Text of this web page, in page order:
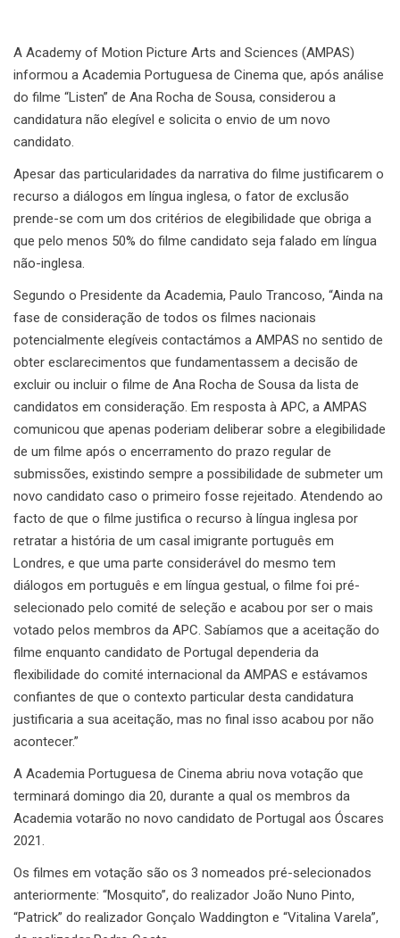
A Academy of Motion Picture Arts and Sciences (AMPAS)
informou a Academia Portuguesa de Cinema que, após análise
do filme “Listen” de Ana Rocha de Sousa, considerou a
candidatura não elegível e solicita o envio de um novo
candidato.
Apesar das particularidades da narrativa do filme justificarem o
recurso a diálogos em língua inglesa, o fator de exclusão
prende-se com um dos critérios de elegibilidade que obriga a
que pelo menos 50% do filme candidato seja falado em língua
não-inglesa.
Segundo o Presidente da Academia, Paulo Trancoso, “Ainda na
fase de consideração de todos os filmes nacionais
potencialmente elegíveis contactámos a AMPAS no sentido de
obter esclarecimentos que fundamentassem a decisão de
excluir ou incluir o filme de Ana Rocha de Sousa da lista de
candidatos em consideração. Em resposta à APC, a AMPAS
comunicou que apenas poderiam deliberar sobre a elegibilidade
de um filme após o encerramento do prazo regular de
submissões, existindo sempre a possibilidade de submeter um
novo candidato caso o primeiro fosse rejeitado. Atendendo ao
facto de que o filme justifica o recurso à língua inglesa por
retratar a história de um casal imigrante português em
Londres, e que uma parte considerável do mesmo tem
diálogos em português e em língua gestual, o filme foi pré-
selecionado pelo comité de seleção e acabou por ser o mais
votado pelos membros da APC. Sabíamos que a aceitação do
filme enquanto candidato de Portugal dependeria da
flexibilidade do comité internacional da AMPAS e estávamos
confiantes de que o contexto particular desta candidatura
justificaria a sua aceitação, mas no final isso acabou por não
acontecer.”
A Academia Portuguesa de Cinema abriu nova votação que
terminará domingo dia 20, durante a qual os membros da
Academia votarão no novo candidato de Portugal aos Óscares
2021.
Os filmes em votação são os 3 nomeados pré-selecionados
anteriormente: “Mosquito”, do realizador João Nuno Pinto,
“Patrick” do realizador Gonçalo Waddington e “Vitalina Varela”,